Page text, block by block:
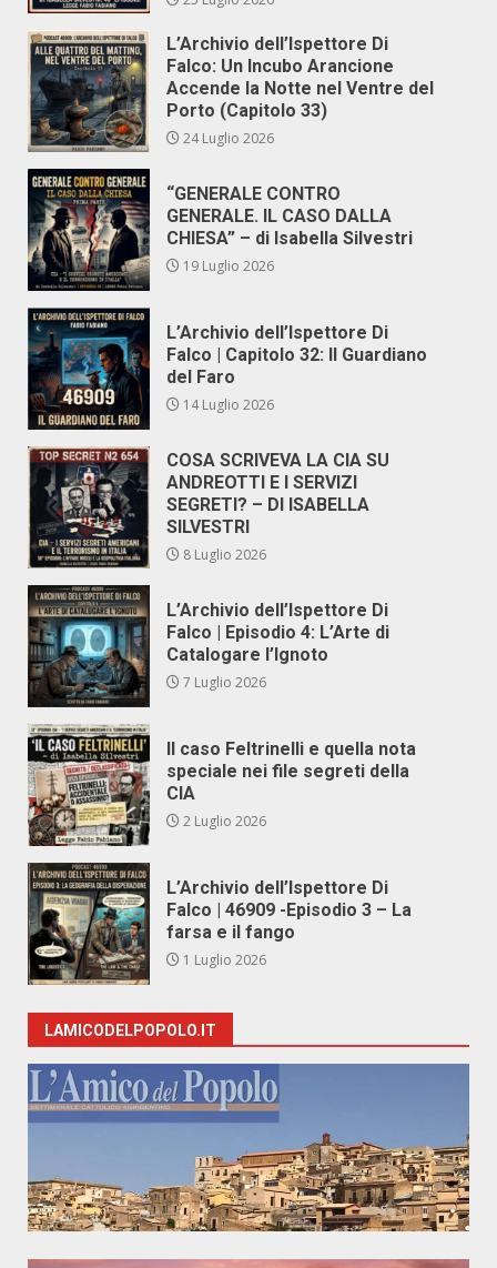
L’Archivio dell’Ispettore Di
Falco: Un Incubo Arancione
Accende la Notte nel Ventre del
Porto (Capitolo 33)
24 Luglio 2026
“GENERALE CONTRO
GENERALE. IL CASO DALLA
CHIESA” – di Isabella Silvestri
19 Luglio 2026
L’Archivio dell’Ispettore Di
Falco | Capitolo 32: Il Guardiano
del Faro
14 Luglio 2026
COSA SCRIVEVA LA CIA SU
ANDREOTTI E I SERVIZI
SEGRETI? – DI ISABELLA
SILVESTRI
8 Luglio 2026
L’Archivio dell’Ispettore Di
Falco | Episodio 4: L’Arte di
Catalogare l’Ignoto
7 Luglio 2026
Il caso Feltrinelli e quella nota
speciale nei file segreti della
CIA
2 Luglio 2026
L’Archivio dell’Ispettore Di
Falco | 46909 -Episodio 3 – La
farsa e il fango
1 Luglio 2026
LAMICODELPOPOLO.IT